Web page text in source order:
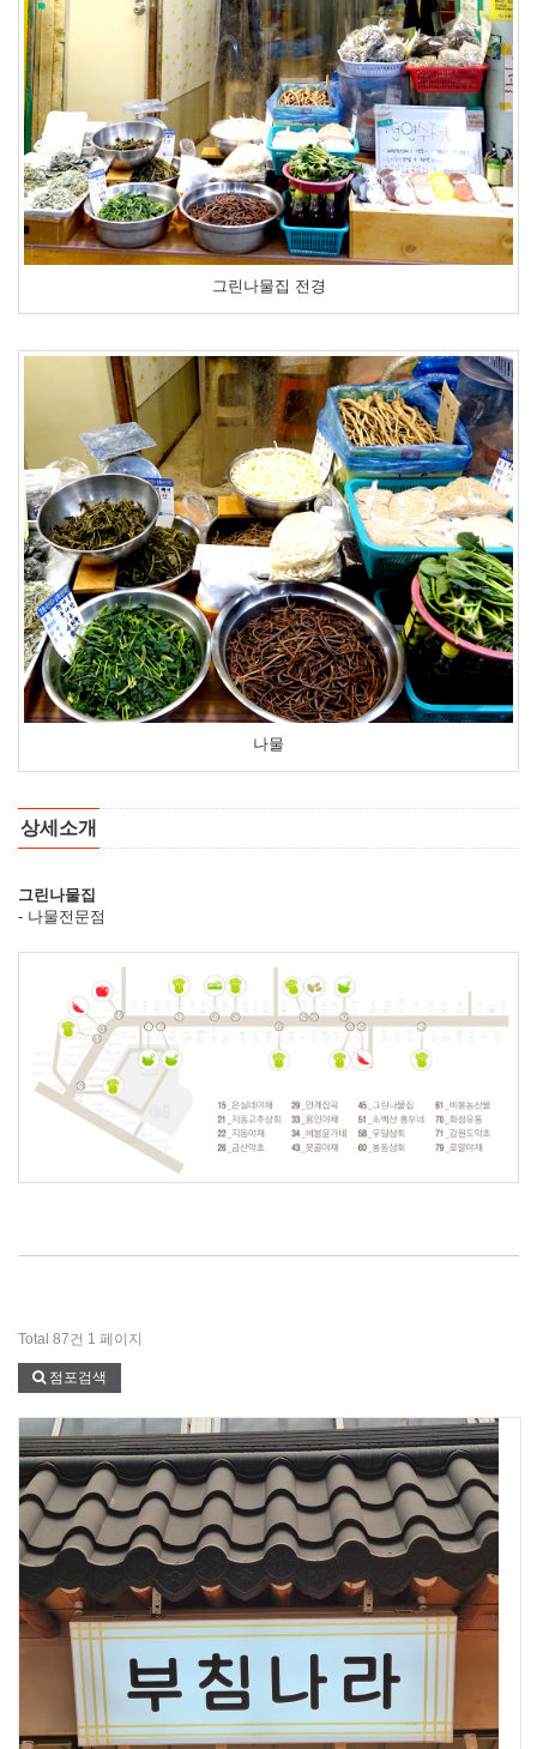
그린나물집 전경
나물
상세소개
그린나물집
- 나물전문점
Total 87건 1 페이지
점포검색